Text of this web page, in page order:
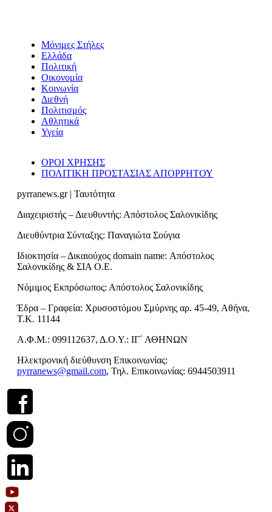
Μόνιμες Στήλες
Ελλάδα
Πολιτική
Οικονομία
Κοινωνία
Διεθνή
Πολιτισμός
Αθλητικά
Υγεία
ΟΡΟΙ ΧΡΗΣΗΣ
ΠΟΛΙΤΙΚΗ ΠΡΟΣΤΑΣΙΑΣ ΑΠΟΡΡΗΤΟΥ
pyrranews.gr | Ταυτότητα
Διαχειριστής – Διευθυντής: Απόστολος Σαλονικίδης
Διευθύντρια Σύνταξης: Παναγιώτα Σούγια
Ιδιοκτησία – Δικαιούχος domain name: Απόστολος
Σαλονικίδης & ΣΙΑ Ο.Ε.
Νόμιμος Εκπρόσωπος: Απόστολος Σαλονικίδης
Έδρα – Γραφεία: Χρυσοστόμου Σμύρνης αρ. 45-49, Αθήνα,
Τ.Κ. 11144
Α.Φ.Μ.: 099112637, Δ.Ο.Υ.: ΙΓ΄ ΑΘΗΝΩΝ
Ηλεκτρονική διεύθυνση Επικοινωνίας:
pyrranews@gmail.com, Τηλ. Επικοινωνίας: 6944503911